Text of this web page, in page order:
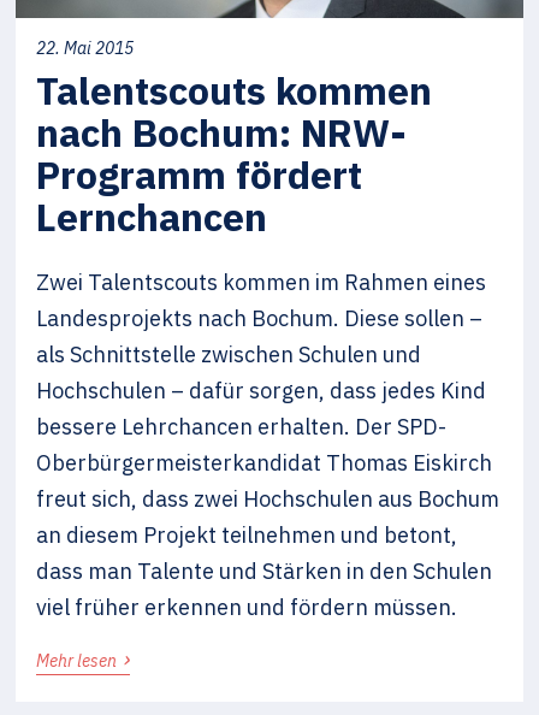
22. Mai 2015
Talentscouts kommen
nach Bochum: NRW-
Programm fördert
Lernchancen
Zwei Talentscouts kommen im Rahmen eines
Landesprojekts nach Bochum. Diese sollen –
als Schnittstelle zwischen Schulen und
Hochschulen – dafür sorgen, dass jedes Kind
bessere Lehrchancen erhalten. Der SPD-
Oberbürgermeisterkandidat Thomas Eiskirch
freut sich, dass zwei Hochschulen aus Bochum
an diesem Projekt teilnehmen und betont,
dass man Talente und Stärken in den Schulen
viel früher erkennen und fördern müssen.
Mehr lesen ›